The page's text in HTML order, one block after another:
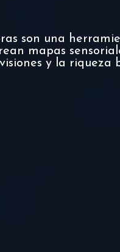
son una
mapas
y la riqueza